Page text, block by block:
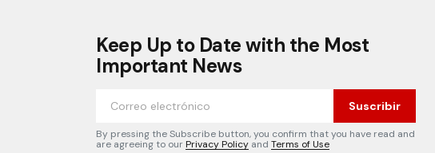
Keep Up to Date with the Most
Important News
Suscribir
By pressing the Subscribe button, you confirm that you have read and
are agreeing to ourPrivacy Policy and Terms of Use